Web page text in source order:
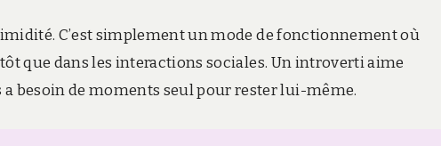
C’est simplement un mode de fonctionnement où
que dans les interactions sociales. Un introverti aime
besoin de moments seul pour rester lui-même.